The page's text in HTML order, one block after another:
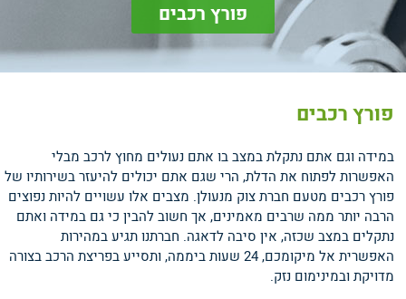
פורץ רכבים
פורץ רכבים
במידה וגם אתם נתקלת במצב בו אתם נעולים מחוץ לרכב מבלי
האפשרות לפתוח את הדלת, הרי שגם אתם יכולים להיעזר בשירותיו של
פורץ רכבים מטעם חברת צוק מנעולן. מצבים אלו עשויים להיות נפוצים
הרבה יותר ממה שרבים מאמינים, אך חשוב להבין כי גם במידה ואתם
נתקלים במצב שכזה, אין סיבה לדאגה. חברתנו תגיע במהירות
האפשרית אל מיקומכם, 24 שעות ביממה, ותסייע בפריצת הרכב בצורה
מדויקת ובמינימום נזק.